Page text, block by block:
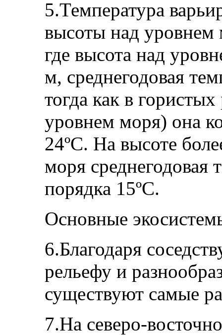
5.Температура
высоты над уровнем
где высота над
м, среднегодовая
тогда как в
уровнем моря) она
24ºС. На высоте
моря среднегодовая
порядка 15ºС.
Основные
6.Благодаря
рельефу и
существуют самые
7.На северо-